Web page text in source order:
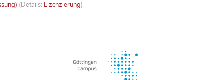
(Details: Lizenzierung)